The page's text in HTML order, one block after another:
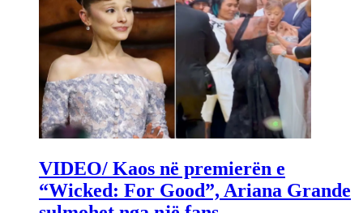
VIDEO/ Kaos në premierën e
“Wicked: For Good”, Ariana Grande